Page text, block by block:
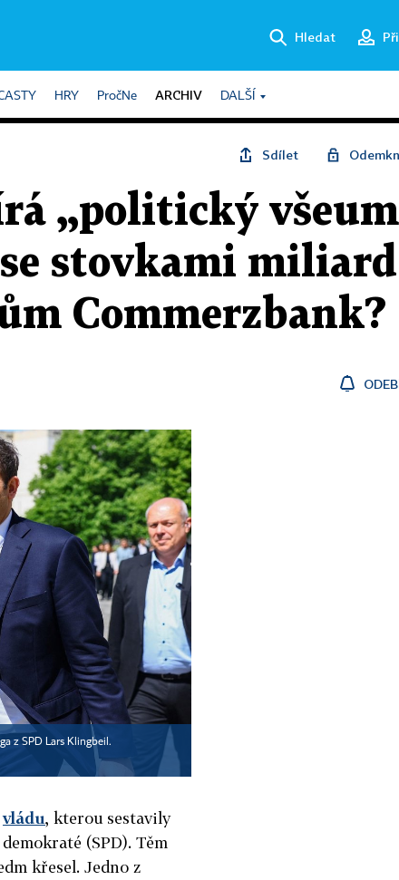
Hledat
HRY PročNe ARCHIV DALŠÍ
Sdílet
„politický
stovkami
Commerzbank?
z SPD Lars Klingbeil.
vládu, kterou sestavily
(SPD). Těm
křesel. Jedno z